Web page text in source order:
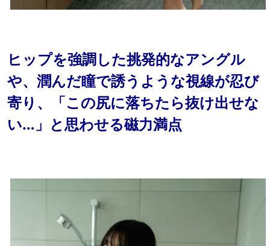
ヒップを強調した挑発的なアングル
や、潤んだ瞳で誘うような視線が忍び
寄り、「この尻に落ちたら抜け出せな
い…」と思わせる磁力満点